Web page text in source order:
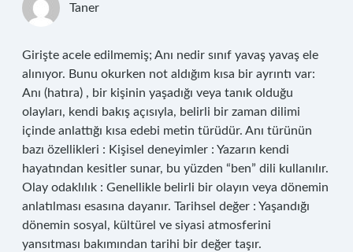
Taner
Girişte acele edilmemiş; Anı nedir sınıf yavaş yavaş ele
alınıyor. Bunu okurken not aldığım kısa bir ayrıntı var:
Anı (hatıra) , bir kişinin yaşadığı veya tanık olduğu
olayları, kendi bakış açısıyla, belirli bir zaman dilimi
içinde anlattığı kısa edebi metin türüdür. Anı türünün
bazı özellikleri : Kişisel deneyimler : Yazarın kendi
hayatından kesitler sunar, bu yüzden “ben” dili kullanılır.
Olay odaklılık : Genellikle belirli bir olayın veya dönemin
anlatılması esasına dayanır. Tarihsel değer : Yaşandığı
dönemin sosyal, kültürel ve siyasi atmosferini
yansıtması bakımından tarihi bir değer taşır.